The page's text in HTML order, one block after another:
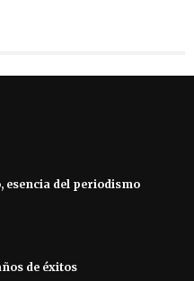
esencia del periodismo
de éxitos